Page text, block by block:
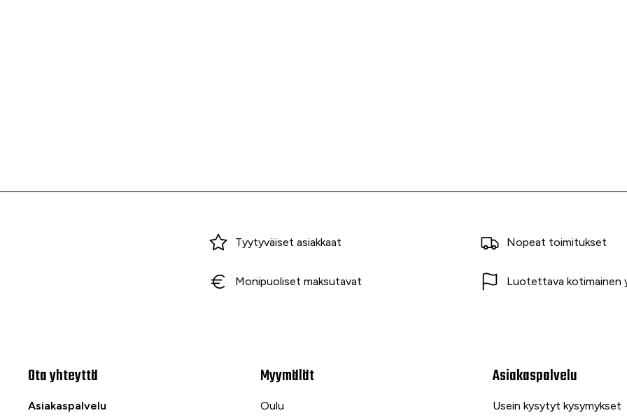
Tyytyväiset asiakkaat Nopeat toimitukset
Monipuoliset maksutavat Luotettava kotimainen
Ota yhteyttä
Asiakaspalvelu
Myymälät
Oulu
Asiakaspalvelu
Usein kysytyt kysymykset